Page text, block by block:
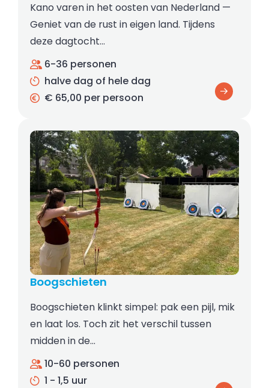
Kano varen in het oosten van Nederland —
Geniet van de rust in eigen land. Tijdens
deze dagtocht…
6-36 personen
halve dag of hele dag
€ 65,00 per persoon
Boogschieten
Boogschieten klinkt simpel: pak een pijl, mik
en laat los. Toch zit het verschil tussen
midden in de…
10-60 personen
1 - 1,5 uur